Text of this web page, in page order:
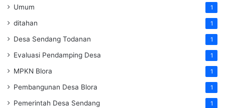
Umum 1
ditahan 1
Desa Sendang Todanan 1
Evaluasi Pendamping Desa 1
MPKN Blora 1
Pembangunan Desa Blora 1
Pemerintah Desa Sendang 1